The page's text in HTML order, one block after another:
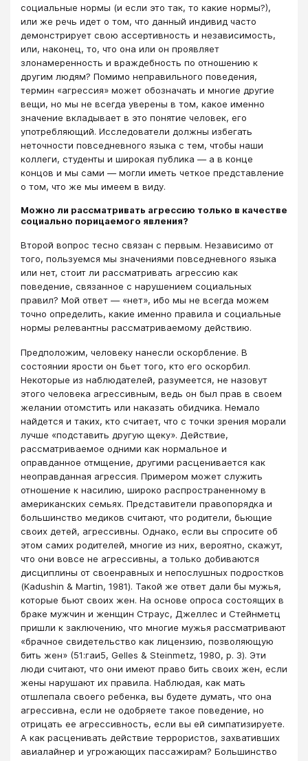
социальные нормы (и если это так, то какие нормы?),
или же речь идет о том, что данный индивид часто
демонстрирует свою ассертивность и независимость,
или, наконец, то, что она или он проявляет
злонамеренность и враждебность по отношению к
другим людям? Помимо неправильного поведения,
термин «агрессия» может обозначать и многие другие
вещи, но мы не всегда уверены в том, какое именно
значение вкладывает в это понятие человек, его
употребляющий. Исследователи должны избегать
неточности повседневного языка с тем, чтобы наши
коллеги, студенты и широкая публика — а в конце
концов и мы сами — могли иметь четкое представление
о том, что же мы имеем в виду.
Можно ли рассматривать агрессию только в качестве
социально порицаемого явления?
Второй вопрос тесно связан с первым. Независимо от
того, пользуемся мы значениями повседневного языка
или нет, стоит ли рассматривать агрессию как
поведение, связанное с нарушением социальных
правил? Мой ответ — «нет», ибо мы не всегда можем
точно определить, какие именно правила и социальные
нормы релевантны рассматриваемому действию.
Предположим, человеку нанесли оскорбление. В
состоянии ярости он бьет того, кто его оскорбил.
Некоторые из наблюдателей, разумеется, не назовут
этого человека агрессивным, ведь он был прав в своем
желании отомстить или наказать обидчика. Немало
найдется и таких, кто считает, что с точки зрения морали
лучше «подставить другую щеку». Действие,
рассматриваемое одними как нормальное и
оправданное отмщение, другими расценивается как
неоправданная агрессия. Примером может служить
отношение к насилию, широко распространенному в
американских семьях. Представители правопорядка и
большинство медиков считают, что родители, бьющие
своих детей, агрессивны. Однако, если вы спросите об
этом самих родителей, многие из них, вероятно, скажут,
что они вовсе не агрессивны, а только добиваются
дисциплины от своенравных и непослушных подростков
(Kadushin & Martin, 1981). Такой же ответ дали бы мужья,
которые бьют своих жен. На основе опроса состоящих в
браке мужчин и женщин Страус, Джеллес и Стейнметц
пришли к заключению, что многие мужья рассматривают
«брачное свидетельство как лицензию, позволяющую
бить жен» (51:гаи5, Gelles & Steinmetz, 1980, p. 3). Эти
люди считают, что они имеют право бить своих жен, если
жены нарушают их правила. Наблюдая, как мать
отшлепала своего ребенка, вы будете думать, что она
агрессивна, если не одобряете такое поведение, но
отрицать ее агрессивность, если вы ей симпатизируете.
А как расценивать действие террористов, захвативших
авиалайнер и угрожающих пассажирам? Большинство